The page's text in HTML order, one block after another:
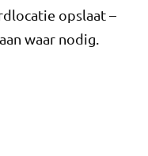
opslaat –
waar nodig.